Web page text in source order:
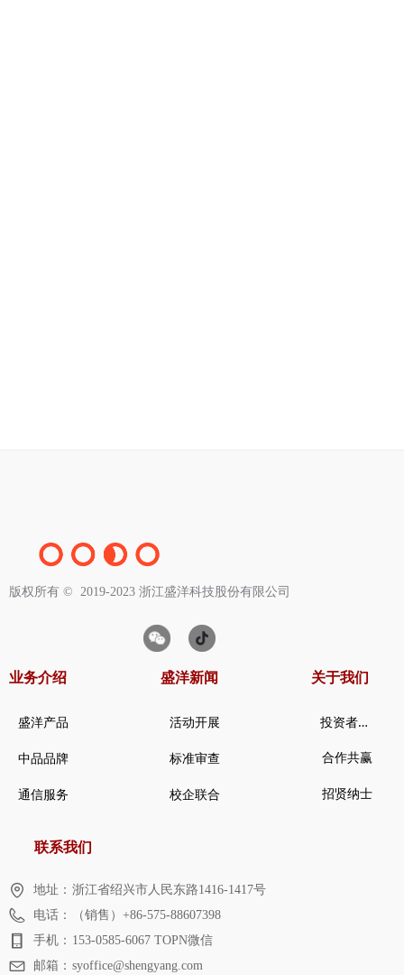
版权所有 ©  2019-2023 浙江盛洋科技股份有限公司
业务介绍
盛洋产品
中品品牌
通信服务
活动开展
标准审查
校企联合
盛洋新闻
投
资者关系
合作共赢
招贤纳士
关于我们
联系我们
地址： 浙江省绍兴市人民东路1416-1417号
电话：
（销售）+86-575-88607398
手机： 153-0585-6067 TOPN微信
邮箱： syoffice@shengyang.com